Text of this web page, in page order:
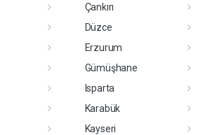
Çankırı
Düzce
Erzurum
Gümüşhane
Isparta
Karabük
Kayseri